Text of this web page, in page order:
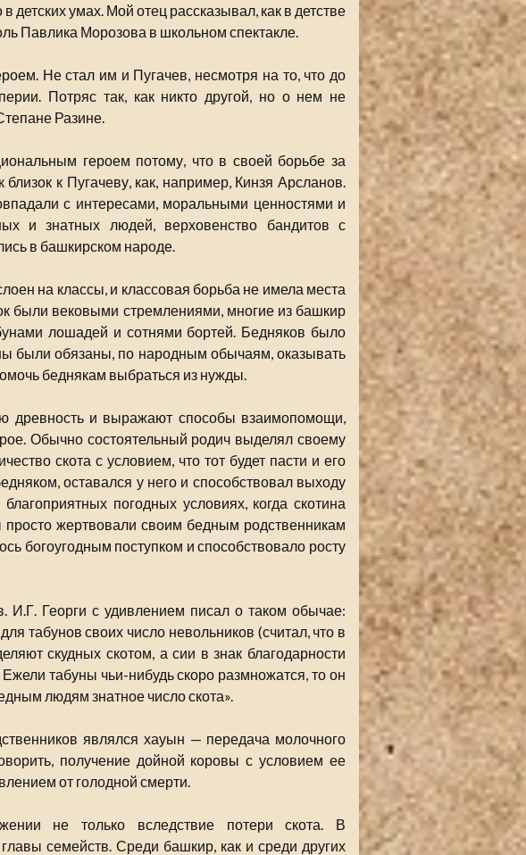
детских умах. Мой отец рассказывал, как в детстве
Павлика Морозова в школьном спектакле.
Не стал им и Пугачев, несмотря на то, что до
Потряс так, как никто другой, но о нем не
Разине.
героем потому, что в своей борьбе за
к Пугачеву, как, например, Кинзя Арсланов.
с интересами, моральными ценностями и
и знатных людей, верховенство бандитов с
в башкирском народе.
на классы, и классовая борьба не имела места
были вековыми стремлениями, многие из башкир
лошадей и сотнями бортей. Бедняков было
были обязаны, по народным обычаям, оказывать
беднякам выбраться из нужды.
древность и выражают способы взаимопомощи,
Обычно состоятельный родич выделял своему
скота с условием, что тот будет пасти и его
оставался у него и способствовал выходу
погодных условиях, когда скотина
жертвовали своим бедным родственникам
богоугодным поступком и способствовало росту
И.Г. Георги с удивлением писал о таком обычае:
табунов своих число невольников (считал, что в
скудных скотом, а сии в знак благодарности
табуны чьи-нибудь скоро размножатся, то он
людям знатное число скота».
являлся хауын — передача молочного
получение дойной коровы с условием ее
от голодной смерти.
не только вследствие потери скота. В
семейств. Среди башкир, как и среди других